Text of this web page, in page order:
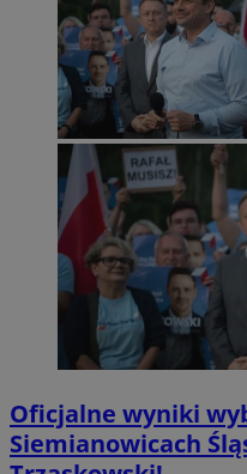
Oficjalne wyniki
Siemianowicach